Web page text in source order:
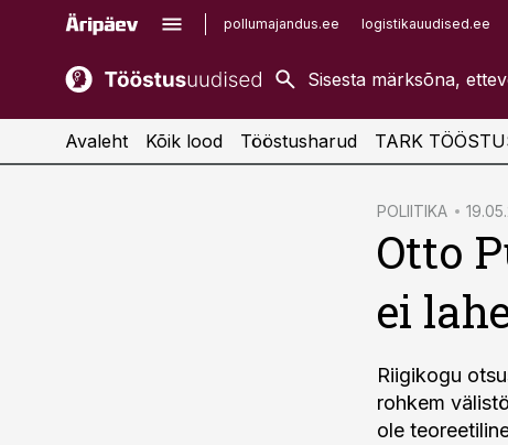
pollumajandus.ee logistikauudised.ee
kaubandus.ee
kinnisvarauudised.ee
imelineajalugu.ee
Avaleht Kõik lood Tööstusharud TARK
POLIITIKA
Otto
ei
Riigikogu
rohkem
ole